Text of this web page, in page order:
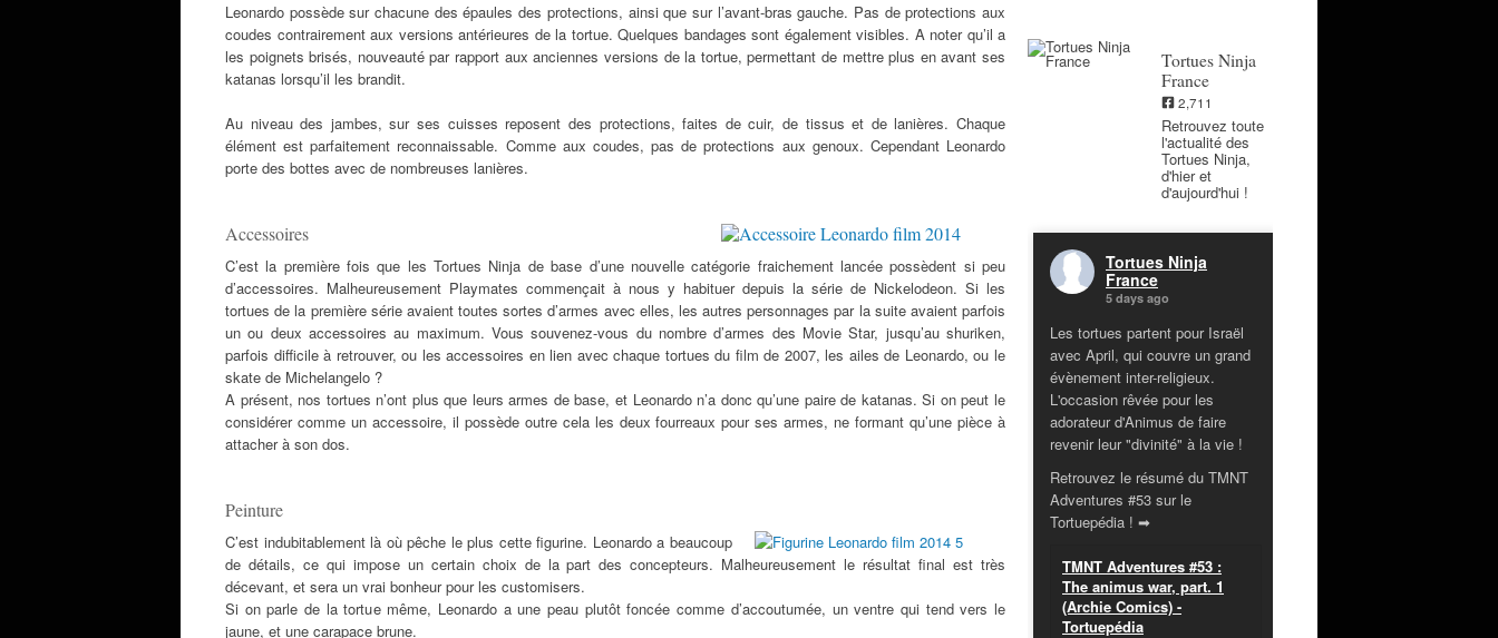
Leonardo possède sur chacune des épaules des protections, ainsi que sur l’avant-bras gauche. Pas de protections aux
coudes contrairement aux versions antérieures de la tortue. Quelques bandages sont également visibles. A noter qu’il a
les poignets brisés, nouveauté par rapport aux anciennes versions de la tortue, permettant de mettre plus en avant ses
katanas lorsqu’il les brandit.
Au niveau des jambes, sur ses cuisses reposent des protections, faites de cuir, de tissus et de lanières. Chaque
élément est parfaitement reconnaissable. Comme aux coudes, pas de protections aux genoux. Cependant Leonardo
porte des bottes avec de nombreuses lanières.
Accessoires
C’est la première fois que les Tortues Ninja de base d’une nouvelle catégorie fraichement lancée possèdent si peu
d’accessoires. Malheureusement Playmates commençait à nous y habituer depuis la série de Nickelodeon. Si les
tortues de la première série avaient toutes sortes d’armes avec elles, les autres personnages par la suite avaient parfois
un ou deux accessoires au maximum. Vous souvenez-vous du nombre d’armes des Movie Star, jusqu’au shuriken,
parfois difficile à retrouver, ou les accessoires en lien avec chaque tortues du film de 2007, les ailes de Leonardo, ou le
skate de Michelangelo ?
A présent, nos tortues n’ont plus que leurs armes de base, et Leonardo n’a donc qu’une paire de katanas. Si on peut le
considérer comme un accessoire, il possède outre cela les deux fourreaux pour ses armes, ne formant qu’une pièce à
attacher à son dos.
Peinture
C’est indubitablement là où pêche le plus cette figurine. Leonardo a beaucoup
de détails, ce qui impose un certain choix de la part des concepteurs. Malheureusement le résultat final est très
décevant, et sera un vrai bonheur pour les customisers.
Si on parle de la tortue même, Leonardo a une peau plutôt foncée comme d’accoutumée, un ventre qui tend vers le
jaune, et une carapace brune.
Tortues Ninja
France
2,711
Retrouvez toute
l'actualité des
Tortues Ninja,
d'hier et
d'aujourd'hui !
Tortues Ninja
France
5 days ago
Les tortues partent pour Israël
avec April, qui couvre un grand
évènement inter-religieux.
L'occasion rêvée pour les
adorateur d'Animus de faire
revenir leur "divinité" à la vie !
Retrouvez le résumé du TMNT
Adventures #53 sur le
Tortuepédia ! ➡
TMNT Adventures #53 :
The animus war, part. 1
(Archie Comics) -
Tortuepédia